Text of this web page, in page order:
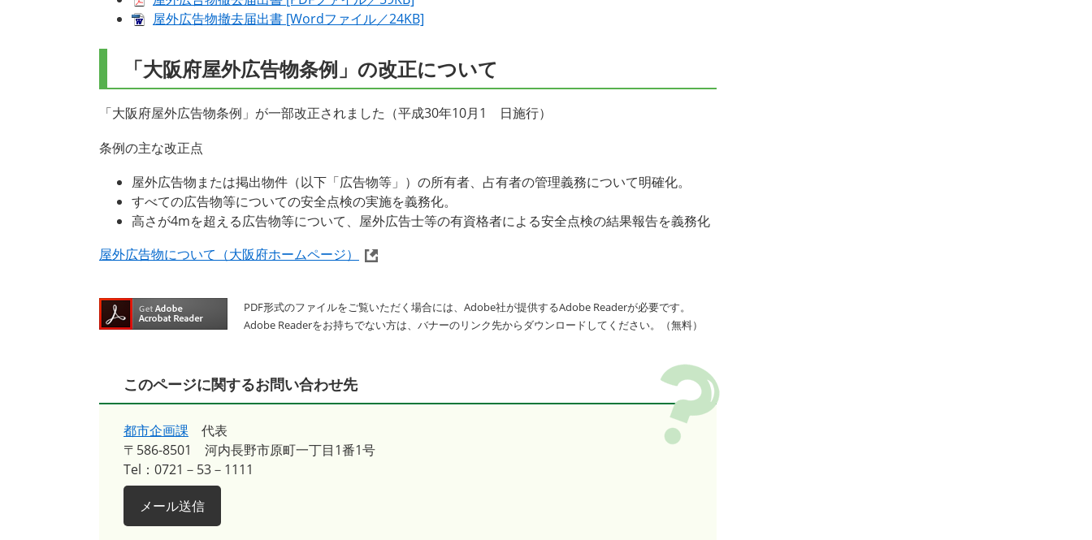
屋外広告物撤去届出書 [Wordファイル／24KB]
「大阪府屋外広告物条例」の改正について
「大阪府屋外広告物条例」が一部改正されました（平成30年10月1 日施行）
条例の主な改正点
屋外広告物または掲出物件（以下「広告物等」）の所有者、占有者の管理義務について明確化。
すべての広告物等についての安全点検の実施を義務化。
高さが4mを超える広告物等について、屋外広告士等の有資格者による安全点検の結果報告を義務化
屋外広告物について（大阪府ホームページ）
PDF形式のファイルをご覧いただく場合には、Adobe社が提供するAdobe Readerが必要です。
Adobe Readerをお持ちでない方は、バナーのリンク先からダウンロードしてください。（無料）
このページに関するお問い合わせ先
都市企画課
代表
〒586-8501
河内長野市原町一丁目1番1号
Tel：0721－53－1111
メール送信